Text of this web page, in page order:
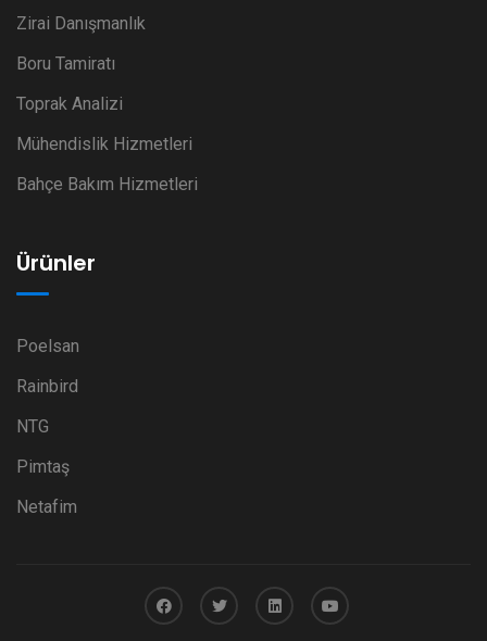
Zirai Danışmanlık
Boru Tamiratı
Toprak Analizi
Mühendislik Hizmetleri
Bahçe Bakım Hizmetleri
Ürünler
Poelsan
Rainbird
NTG
Pimtaş
Netafim